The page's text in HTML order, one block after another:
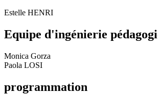
Estelle HENRI
Equipe d'ingénierie
Monica Gorza
Paola LOSI
programmation